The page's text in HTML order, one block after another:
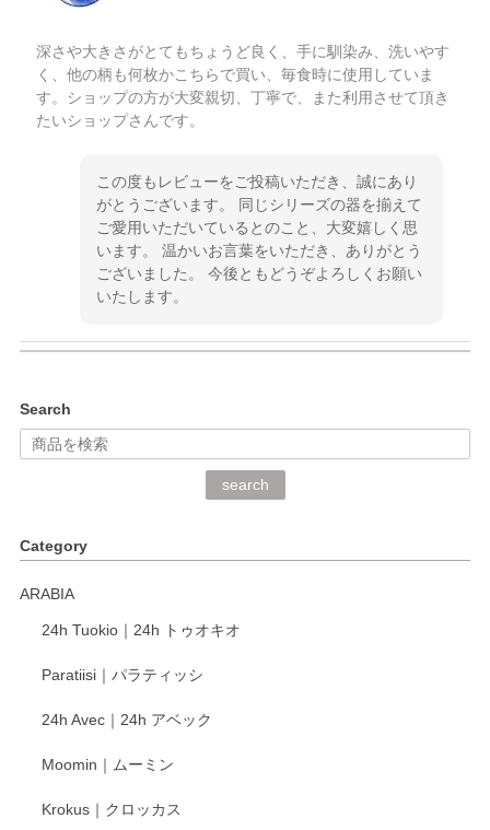
深さや大きさがとてもちょうど良く、手に馴染み、洗いやす
く、他の柄も何枚かこちらで買い、毎食時に使用していま
す。ショップの方が大変親切、丁寧で、また利用させて頂き
たいショップさんです。
この度もレビューをご投稿いただき、誠にあり
がとうございます。 同じシリーズの器を揃えて
ご愛用いただいているとのこと、大変嬉しく思
います。 温かいお言葉をいただき、ありがとう
ございました。 今後ともどうぞよろしくお願い
いたします。
深さや大きさがとてもちょうど良く、手に馴染み、洗いやす
く、他の柄も何枚かこちらで買い、毎食時に使用していま
く交換して下さいました。
がとうございます。 同じシリーズの器を揃えて
います。 温かいお言葉をいただき、ありがとう
いたします。
Search
search
Category
ARABIA
24h Tuokio｜24h トゥオキオ
Paratiisi｜パラティッシ
24h Avec｜24h アベック
Moomin｜ムーミン
Krokus｜クロッカス